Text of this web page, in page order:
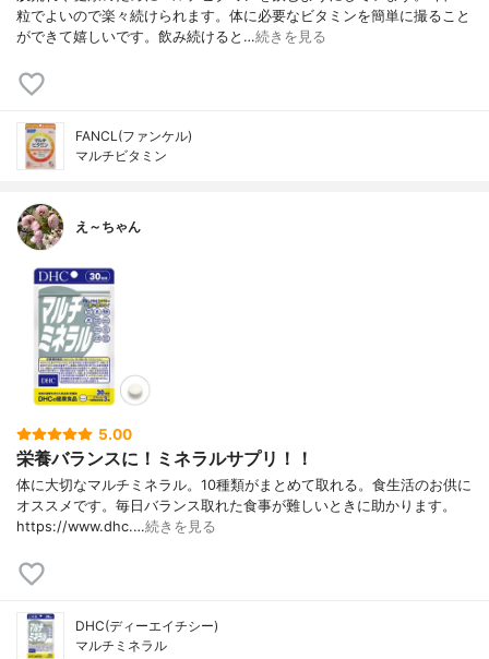
粒でよいので楽々続けられます。体に必要なビタミンを簡単に撮ること
ができて嬉しいです。飲み続けると…続きを見る
FANCL(ファンケル)
マルチビタミン
え～ちゃん
5.00
栄養バランスに！ミネラルサプリ！！
体に大切なマルチミネラル。10種類がまとめて取れる。食生活のお供に
オススメです。毎日バランス取れた食事が難しいときに助かります。
https://www.dhc.…続きを見る
DHC(ディーエイチシー)
マルチミネラル